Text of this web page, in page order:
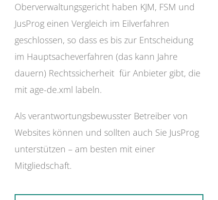
Oberverwaltungsgericht haben KJM, FSM und
JusProg einen Vergleich im Eilverfahren
geschlossen, so dass es bis zur Entscheidung
im Hauptsacheverfahren (das kann Jahre
dauern) Rechtssicherheit für Anbieter gibt, die
mit age-de.xml labeln.
Als verantwortungsbewusster Betreiber von
Websites können und sollten auch Sie JusProg
unterstützen – am besten mit einer
Mitgliedschaft.